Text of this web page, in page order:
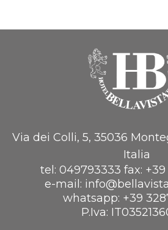
Via dei Colli, 5, 35036
Italia
tel: 049793333 fax:
e-mail:
whatsapp: +39
P.Iva: